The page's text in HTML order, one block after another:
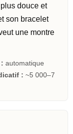
douce et
son bracelet
une montre
automatique
: ~5 000–7